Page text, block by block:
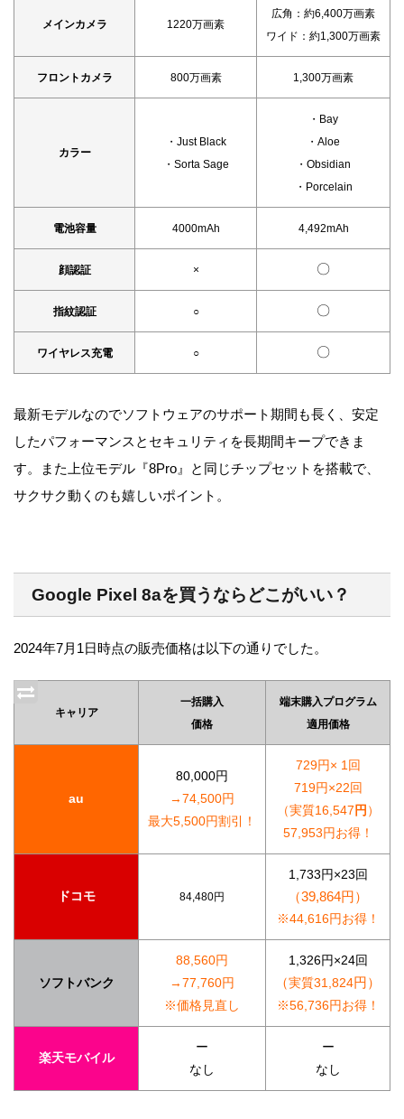
メインカメラ 1220万画素
広角：約6,400万画素
ワイド：約1,300万画素
フロントカメラ 800万画素 1,300万画素
カラー
・Just Black
・Sorta Sage
・Bay
・Aloe
・Obsidian
・Porcelain
電池容量 4000mAh 4,492mAh
顔認証 × 〇
指紋認証 ○ 〇
ワイヤレス充電 ○ 〇
最新モデルなのでソフトウェアのサポート期間も長く、安定
したパフォーマンスとセキュリティを長期間キープできま
す。また上位モデル『8Pro』と同じチップセットを搭載で、
サクサク動くのも嬉しいポイント。
Google Pixel 8aを買うならどこがいい？
2024年7月1日時点の販売価格は以下の通りでした。
キャリア
一括購入
価格
端末購入プログラム
適用価格
au
80,000円
→74,500円
最大5,500円割引！
729円× 1回
719円×22回
（実質16,547 円 ）
57,953円お得！
ドコモ 84,480円
1,733円×23回
（39,864円）
※44,616円お得！
ソフトバンク
88,560円
→77,760円
※価格見直し
1,326円×24回
（実質31,824円）
※56,736円お得！
楽天モバイル
ー
なし
ー
なし